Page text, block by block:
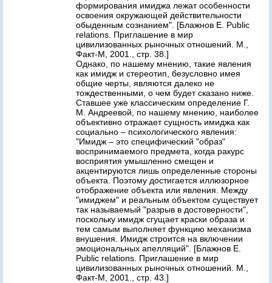
формирования имиджа лежат особенности
освоения окружающей действительности
обыденным сознанием". [Блажнов Е. Public
relations. Приглашение в мир
цивилизованных рыночных отношений. М.,
Факт-М, 2001., стр. 38.]
Однако, по нашему мнению, такие явления
как имидж и стереотип, безусловно имея
общие черты, являются далеко не
тождественными, о чем будет сказано ниже.
Ставшее уже классическим определение Г.
М. Андреевой, по нашему мнению, наиболее
объективно отражает сущность имиджа как
социально – психологического явления:
"Имидж – это специфический "образ"
воспринимаемого предмета, когда ракурс
восприятия умышленно смещен и
акцентируются лишь определенные стороны
объекта. Поэтому достигается иллюзорное
отображение объекта или явления. Между
"имиджем" и реальным объектом существует
так называемый "разрыв в достоверности",
поскольку имидж сгущает краски образа и
тем самым выполняет функцию механизма
внушения. Имидж строится на включении
эмоциональных апелляций". [Блажнов Е.
Public relations. Приглашение в мир
цивилизованных рыночных отношений. М.,
Факт-М, 2001., стр. 43.]